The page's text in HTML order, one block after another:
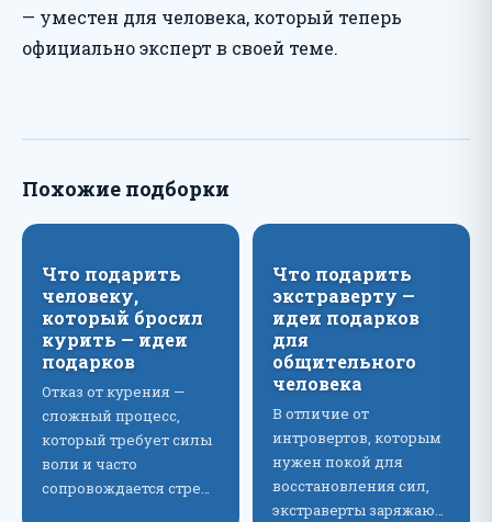
— уместен для человека, который теперь
официально эксперт в своей теме.
Похожие подборки
Что подарить
человеку,
который бросил
курить — идеи
подарков
Отказ от курения —
сложный процесс,
который требует силы
воли и часто
сопровождается стре…
Что подарить
экстраверту —
идеи подарков
для
общительного
человека
В отличие от
интровертов, которым
нужен покой для
восстановления сил,
экстраверты заряжаю…